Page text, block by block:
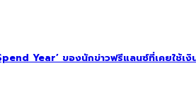
Year’ ของนักข่าวฟรีแลนซ์ที่เคยใช้